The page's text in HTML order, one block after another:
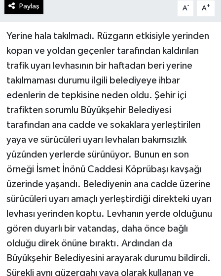
Paylaş A- A+
Yerine hala takılmadı. Rüzgarın etkisiyle yerinden
kopan ve yoldan geçenler tarafından kaldırılan
trafik uyarı levhasının bir haftadan beri yerine
takılmaması durumu ilgili belediyeye ihbar
edenlerin de tepkisine neden oldu. Şehir içi
trafikten sorumlu Büyükşehir Belediyesi
tarafından ana cadde ve sokaklara yerleştirilen
yaya ve sürücüleri uyarı levhaları bakımsızlık
yüzünden yerlerde sürünüyor. Bunun en son
örneği İsmet İnönü Caddesi Köprübaşı kavşağı
üzerinde yaşandı. Belediyenin ana cadde üzerine
sürücüleri uyarı amaçlı yerleştirdiği direkteki uyarı
levhası yerinden koptu. Levhanın yerde olduğunu
gören duyarlı bir vatandaş, daha önce bağlı
olduğu direk önüne bıraktı. Ardından da
Büyükşehir Belediyesini arayarak durumu bildirdi.
Sürekli aynı güzergahı yaya olarak kullanan ve
Spor
Yaşam
Yurttan